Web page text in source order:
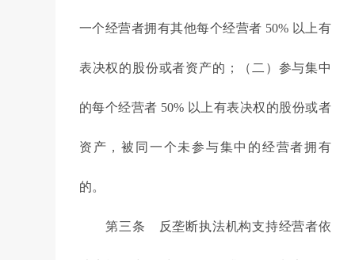
一个经营者拥有其他每个经营者 50% 以上有
表决权的股份或者资产的；（二）参与集中
的每个经营者 50% 以上有表决权的股份或者
资产，被同一个未参与集中的经营者拥有
的。
第三条 反垄断执法机构支持经营者依